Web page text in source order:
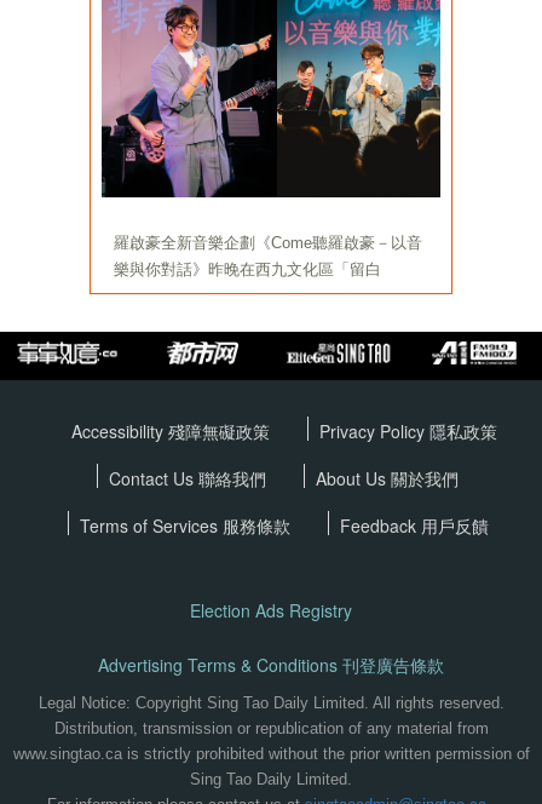
Accessibility 殘障無礙政策 Privacy Policy 隱私政策
Contact Us 聯絡我們
About Us 關於我們
Terms of Services 服務條款 Feedback 用戶反饋
Election Ads Registry
Advertising Terms & Conditions 刊登廣告條款
Legal Notice: Copyright Sing Tao Daily Limited. All rights reserved.
Distribution, transmission or republication of any material from
www.singtao.ca is strictly prohibited without the prior written permission of
Sing Tao Daily Limited.